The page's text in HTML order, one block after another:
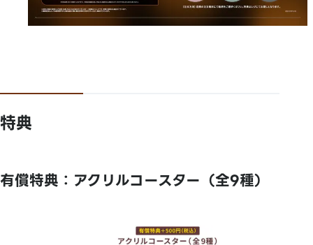
特典
有償特典：アクリルコースター（全9種）